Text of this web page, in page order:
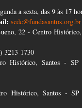
a sexta, das 9 às 17
sede@fundasantos.org.br
22 - Centro
3213-1730
Histórico, Santos -
Histórico, Santos -